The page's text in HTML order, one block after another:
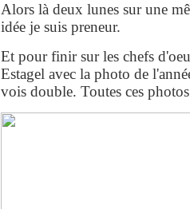
Alors là deux lunes sur une
idée je suis preneur.
Et pour finir sur les chefs
Estagel avec la photo de
vois double. Toutes ces